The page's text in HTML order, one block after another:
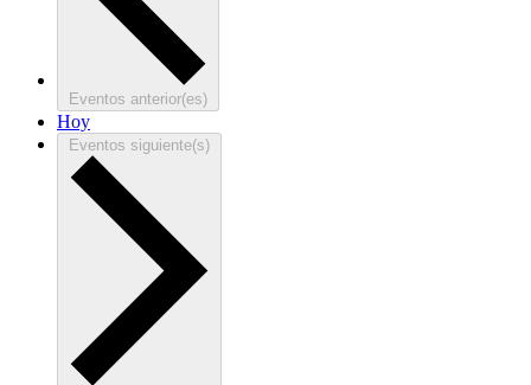
Eventos anterior(es)
Hoy
Eventos siguiente(s)